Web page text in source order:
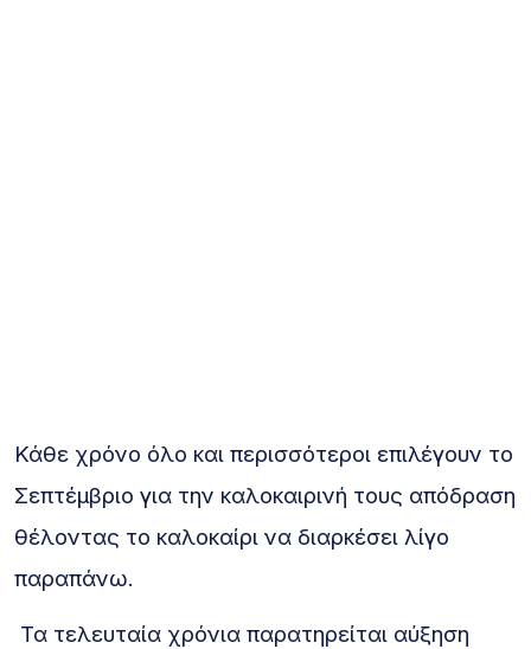
Κάθε χρόνο όλο και περισσότεροι επιλέγουν το
Σεπτέμβριο για την καλοκαιρινή τους απόδραση
θέλοντας το καλοκαίρι να διαρκέσει λίγο
παραπάνω.
Τα τελευταία χρόνια παρατηρείται αύξηση